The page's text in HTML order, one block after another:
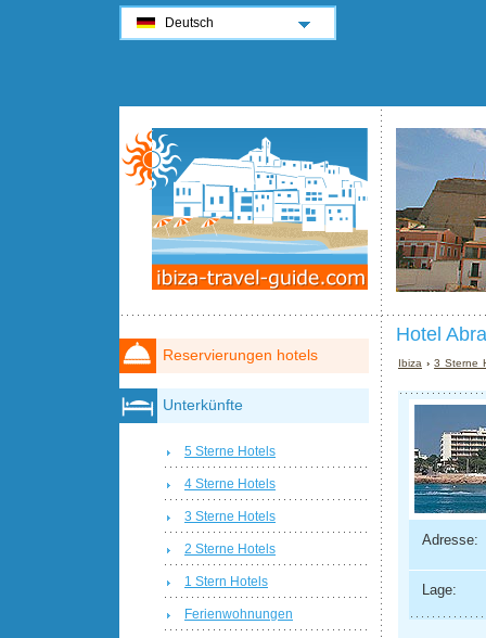
Hotel
Ibiza ›3 Sterne
Adresse:
Lage:
Reservierungen hotels
Unterkünfte
5 Sterne Hotels
4 Sterne Hotels
3 Sterne Hotels
2 Sterne Hotels
1 Stern Hotels
Ferienwohnungen
Deutsch